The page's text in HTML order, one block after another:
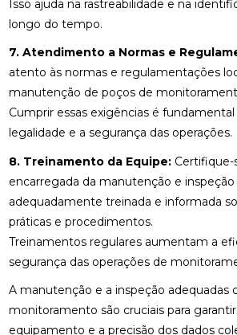
Isso ajuda na rastreabilidade e na
longo do tempo.
7. Atendimento a Normas e
atento às normas e regulamentações
manutenção de poços de
Cumprir essas exigências é fundamental
legalidade e a segurança das operações.
8. Treinamento da Equipe:Certifique-
encarregada da manutenção e inspeção
adequadamente treinada e informada
práticas e procedimentos.
Treinamentos regulares aumentam a
segurança das operações de
A manutenção e a inspeção adequadas
monitoramento são cruciais para
equipamento e a precisão dos dados